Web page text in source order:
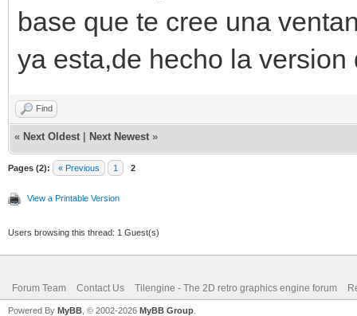
base que te cree una
ya esta,de hecho la
Find
« Next Oldest Next Newest »
Pages (2): « Previous 1 2
View a Printable Version
Users browsing this thread: 1 Guest(s)
Forum Team Contact Us Tilengine - The 2D retro graphics engine forum
Powered By MyBB , © 2002-2026 MyBB Group